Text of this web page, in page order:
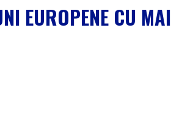
EUROPENE CU